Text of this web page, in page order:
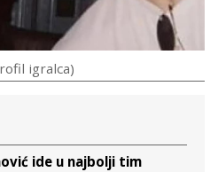
igralca)
ide u najbolji tim